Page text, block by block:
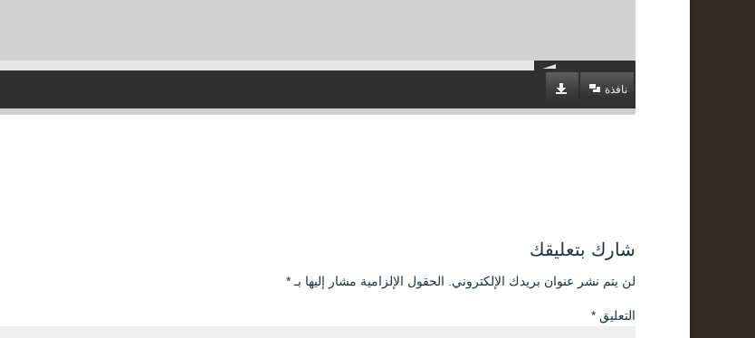
نافذة
شارك بتعليقك
لن يتم نشر عنوان بريدك الإلكتروني. الحقول الإلزامية مشار إليها بـ *
التعليق *